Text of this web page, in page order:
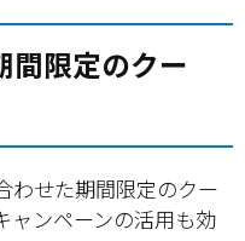
間限定のクー
わせた期間限定のクー
ャンペーンの活用も効